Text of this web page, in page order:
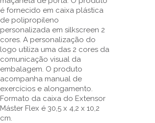
é fornecido em caixa plástica
de polipropileno
personalizada em silkscreen 2
cores. A personalização do
logo utiliza uma das 2 cores da
comunicação visual da
embalagem. O produto
acompanha manual de
exercícios e alongamento.
Formato da caixa do Extensor
Máster Flex é 30,5 x 4,2 x 10,2
cm.